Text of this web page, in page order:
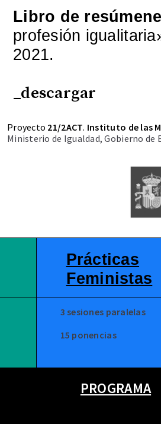
Libro de
profesión
2021.
_descargar
Proyecto 21/2ACT. Instituto de las
Ministerio de Igualdad, Gobierno de
Prácticas
Feministas
3 sesiones paralelas
15 ponencias
PROGRAMA